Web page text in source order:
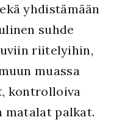
yhdistämään
suhde
riitelyihin,
muassa
kontrolloiva
matalat palkat.